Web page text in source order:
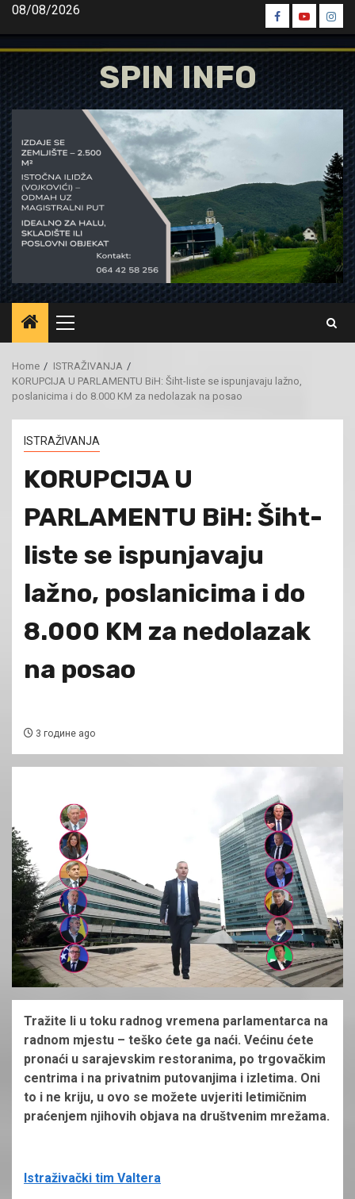
Skip
content
08/08/2026
Spin
Facebook
Spin
Youtube
Spin
SPIN INFO
Primary
Menu
Home
ISTRAŽIVANJA
KORUPCIJA U PARLAMENTU BiH: Šiht-liste se ispunjavaju lažno,
poslanicima i do 8.000 KM za nedolazak na posao
ISTRAŽIVANJA
KORUPCIJA U
PARLAMENTU BiH: Šiht-
liste se ispunjavaju
lažno, poslanicima i do
8.000 KM za nedolazak
na posao
3 године ago
Tražite li u toku radnog vremena parlamentarca na
radnom mjestu – teško ćete ga naći. Većinu ćete
pronaći u sarajevskim restoranima, po trgovačkim
centrima i na privatnim putovanjima i izletima. Oni
to i ne kriju, u ovo se možete uvjeriti letimičnim
praćenjem njihovih objava na društvenim mrežama.
Istraživački tim Valtera